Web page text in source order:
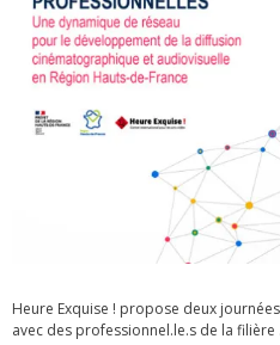
Heure Exquise ! propose deux
avec des professionnel.le.s de la filière